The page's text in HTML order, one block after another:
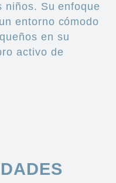
niños. Su enfoque
entorno cómodo
en su
activo de